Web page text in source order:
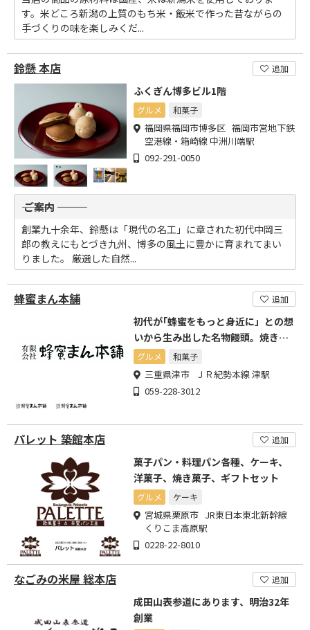
す。米どころ新潟の上質のもち米・飯米で作った昔ながらの
手づくりの味を楽しみくだ...
鈴懸 本店 追加
ふくぎん博多ビル1階
グルメ 和菓子
福岡県福岡市博多区 福岡市営地下鉄
空港線・箱崎線 中洲川端駅
092-291-0050
――― ご案内 ―――
創業九十余年、鈴懸は「現代の名工」に章された初代中岡三
郎の教えにもとづき九州、博多の風土に豊かに育まれてまい
りました。 厳選した自然...
蜂蜜まん本舗 追加
初代が｢蜂蜜をもっと身近に」との想
いから生み出した名物饅頭。焼き立
てをどうぞ。
グルメ 和菓子
三重県津市 ＪＲ紀勢本線 津駅
059-228-3012
パレット 築館本店 追加
菓子パン・料理パン各種、ケーキ、
洋菓子、焼き菓子、ギフトセット
グルメ ケーキ
宮城県栗原市 JR東日本東北新幹線
くりこま高原駅
0228-22-8010
なごみの米屋 総本店 追加
成田山表参道にあります、明治32年
創業